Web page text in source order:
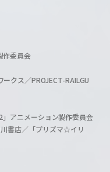
作委員会
クス／PROJECT-RAILGU
アニメーション製作委員会
書店／「プリズマ☆イリ